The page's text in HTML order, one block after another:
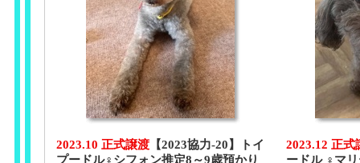
2023.10 正式譲渡 【2023協力-20】トイ
プードル♀シフォン推定8～9歳預かり
2023.12 正式
ードル ♀マ